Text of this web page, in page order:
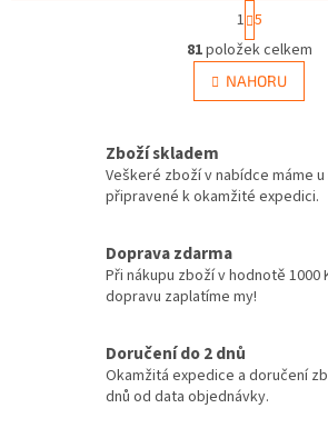
O
v
l
á
c
í
p
k
y
i
s
t
r
á
n
k
n
í
1 5
81položek celkem
NAHORU
Zboží skladem
Veškeré zboží v nabídce máme
připravené k okamžité expedici.
Doprava zdarma
Při nákupu zboží v hodnotě 1000
dopravu zaplatíme my!
Doručení do 2 dnů
Okamžitá expedice a doručení
dnů od data objednávky.